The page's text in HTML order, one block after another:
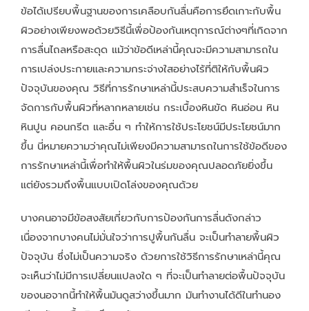
ข้อได้เปรียบพื้นฐานของการเคลือบกันลื่นคือการยึดเกาะกับพื้น
ผิวอย่างเพียงพอด้วยวิธีนี้เพื่อป้องกันเหตุการณ์ต่างๆที่เกิดจาก
การลื่นไถลหรือสะดุด แม้ว่าข้อดีเหล่านี้คุณจะมีความสามารถใน
การเปล่งประกายและความกระจ่างใสอย่างไร้ที่ติให้กับพื้นผิว
ปัจจุบันของคุณ วิธีที่การรักษาเหล่านี้ประสบความสำเร็จในการ
จัดการกับพื้นผิวที่หลากหลายเช่น กระเบื้องหินขัด หินอ่อน หิน
หินปูน คอนกรีต และอื่น ๆ ทำให้การใช้ประโยชน์มีประโยชน์มาก
ขึ้น นี่หมายความว่าคุณไม่เพียงมีความสามารถในการใช้ข้อดีของ
การรักษาเหล่านี้เพื่อทำให้พื้นผิวในร่มของคุณปลอดภัยยิ่งขึ้น
แต่ยังรวมถึงพื้นแบบเปิดโล่งของคุณด้วย
บางคนอาจมีข้อสงสัยเกี่ยวกับการป้องกันการลื่นดังกล่าว
เนื่องจากบางคนไม่มั่นใจว่าการปูพื้นกันลื่น จะเป็นทำลายพื้นผิว
ปัจจุบัน ซึ่งไม่เป็นความจริง ด้วยการใช้วิธีการรักษาเหล่านี้คุณ
จะเห็นว่าไม่มีการเปลี่ยนแปลงใด ๆ ที่จะเป็นทำลายต่อพื้นปัจจุบัน
ของนอจากนี้ทำให้พื้นมันดูสว่างขึ้นมาก มันทำงานได้ดีในทำนอง